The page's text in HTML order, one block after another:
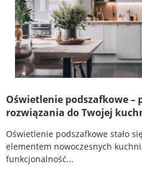
Oświetlenie podszafkowe –
rozwiązania do Twojej
Oświetlenie podszafkowe stało
elementem nowoczesnych
funkcjonalność...